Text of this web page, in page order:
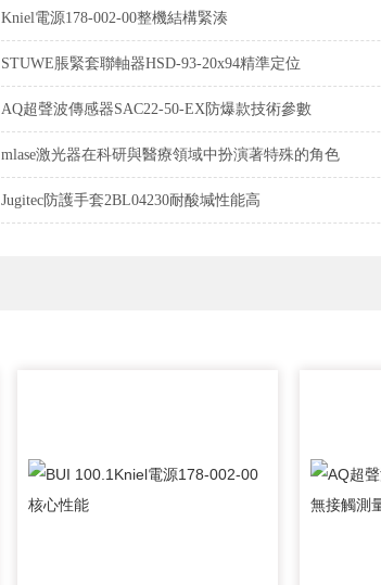
Kniel電源178-002-00整機結構緊湊
STUWE脹緊套聯軸器HSD-93-20x94精準定位
AQ超聲波傳感器SAC22-50-EX防爆款技術參數
mlase激光器在科研與醫療領域中扮演著特殊的角色
Jugitec防護手套2BL04230耐酸堿性能高